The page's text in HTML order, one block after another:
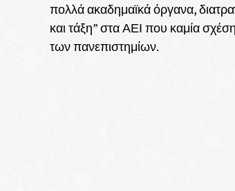
πολλά ακαδημαϊκά όργανα,
και τάξη” στα ΑΕΙ που καμία
των πανεπιστημίων.